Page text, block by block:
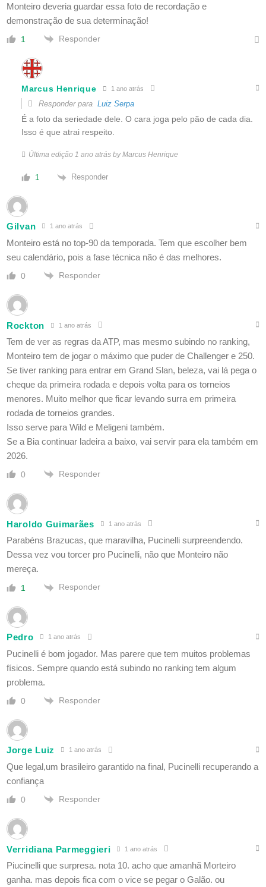
Monteiro deveria guardar essa foto de recordação e
demonstração de sua determinação!
1 Responder
Marcus Henrique 1 ano atrás
Responder para Luiz Serpa
É a foto da seriedade dele. O cara joga pelo pão de cada dia.
Isso é que atrai respeito.
Última edição 1 ano atrás by Marcus Henrique
1 Responder
Gilvan 1 ano atrás
Monteiro está no top-90 da temporada. Tem que escolher bem
seu calendário, pois a fase técnica não é das melhores.
0 Responder
Rockton 1 ano atrás
Tem de ver as regras da ATP, mas mesmo subindo no ranking,
Monteiro tem de jogar o máximo que puder de Challenger e 250.
Se tiver ranking para entrar em Grand Slan, beleza, vai lá pega o
cheque da primeira rodada e depois volta para os torneios
menores. Muito melhor que ficar levando surra em primeira
rodada de torneios grandes.
Isso serve para Wild e Meligeni também.
Se a Bia continuar ladeira a baixo, vai servir para ela também em
2026.
0 Responder
Haroldo Guimarães 1 ano atrás
Parabéns Brazucas, que maravilha, Pucinelli surpreendendo.
Dessa vez vou torcer pro Pucinelli, não que Monteiro não
mereça.
1 Responder
Pedro 1 ano atrás
Pucinelli é bom jogador. Mas parere que tem muitos problemas
físicos. Sempre quando está subindo no ranking tem algum
problema.
0 Responder
Jorge Luiz 1 ano atrás
Que legal,um brasileiro garantido na final, Pucinelli recuperando a
confiança
0 Responder
Verridiana Parmeggieri 1 ano atrás
Piucinelli que surpresa. nota 10. acho que amanhã Morteiro
ganha. mas depois fica com o vice se pegar o Galão. ou